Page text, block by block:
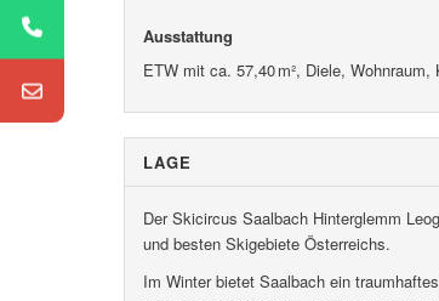
Ausstattung
ETW mit ca. 57,40 m², Diele,
LAGE
Der Skicircus Saalbach Hinterglemm
und besten Skigebiete Österreichs.
Im Winter bietet Saalbach ein